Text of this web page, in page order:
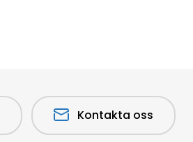
Kontakta oss